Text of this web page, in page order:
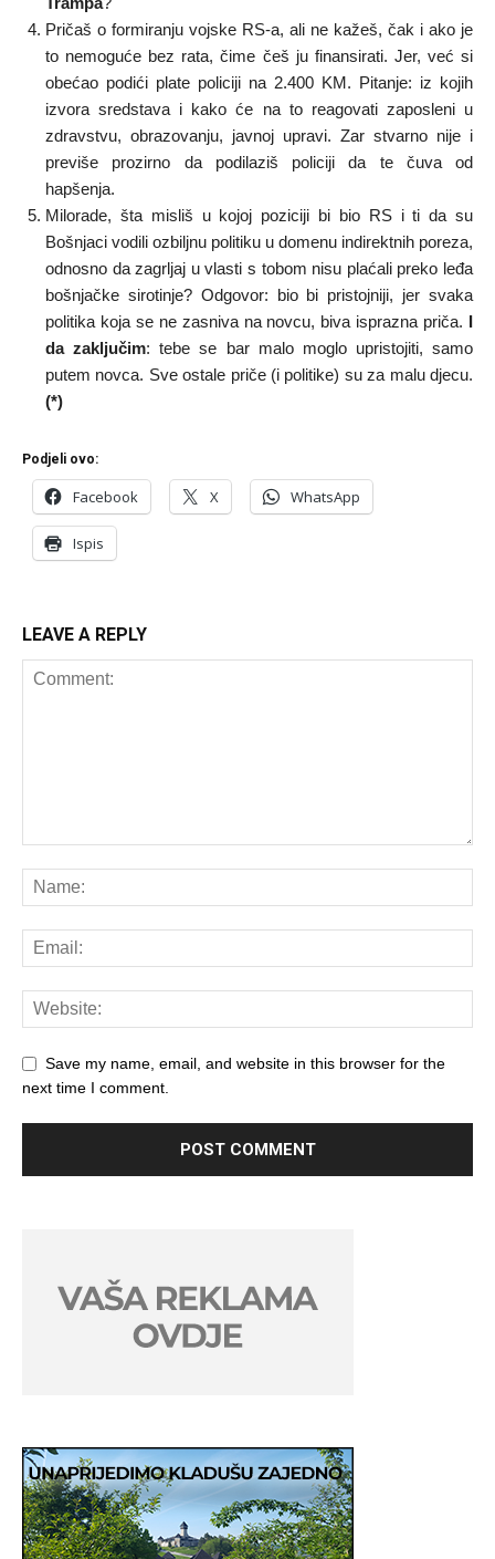
Pričaš o formiranju vojske RS-a, ali ne kažeš, čak i ako je
to nemoguće bez rata, čime češ ju finansirati. Jer, već si
obećao podići plate policiji na 2.400 KM. Pitanje: iz kojih
izvora sredstava i kako će na to reagovati zaposleni u
zdravstvu, obrazovanju, javnoj upravi. Zar stvarno nije i
previše prozirno da podilaziš policiji da te čuva od
hapšenja.
Milorade, šta misliš u kojoj poziciji bi bio RS i ti da su
Bošnjaci vodili ozbiljnu politiku u domenu indirektnih poreza,
odnosno da zagrljaj u vlasti s tobom nisu plaćali preko leđa
bošnjačke sirotinje? Odgovor: bio bi pristojniji, jer svaka
politika koja se ne zasniva na novcu, biva isprazna priča. I
da zaključim: tebe se bar malo moglo upristojiti, samo
putem novca. Sve ostale priče (i politike) su za malu djecu.
(*)
Podjeli ovo:
Facebook X WhatsApp
Ispis
LEAVE A REPLY
Save my name, email, and website in this browser for the
next time I comment.